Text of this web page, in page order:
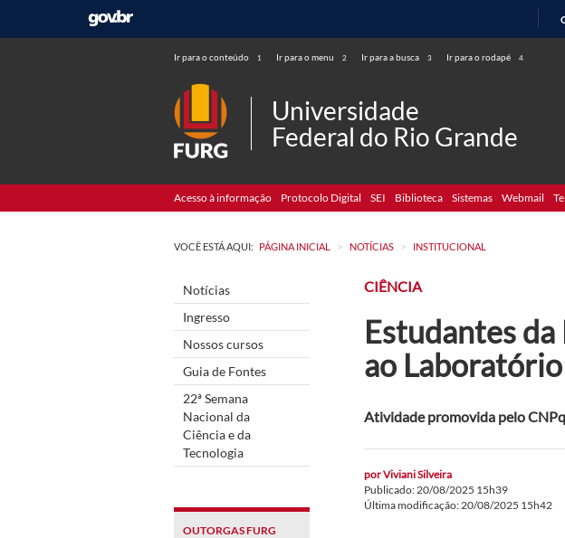
Ir para o conteúdo 1 Ir para o menu 2 Ir para a busca 3 Ir para o rodapé 4
Universidade
Federal do Rio Grande
Acesso à informação Protocolo Digital SEI Biblioteca Sistemas Webmail
VOCÊ ESTÁ AQUI: PÁGINA INICIAL > NOTÍCIAS > INSTITUCIONAL
Notícias
Ingresso
Nossos cursos
Guia de Fontes
22ª Semana
Nacional da
Ciência e da
Tecnologia
OUTORGAS FURG
CIÊNCIA
Estudantes
ao
Atividade promovida pelo
porViviani Silveira
Publicado: 20/08/2025 15h39
Última modificação: 20/08/2025 15h42